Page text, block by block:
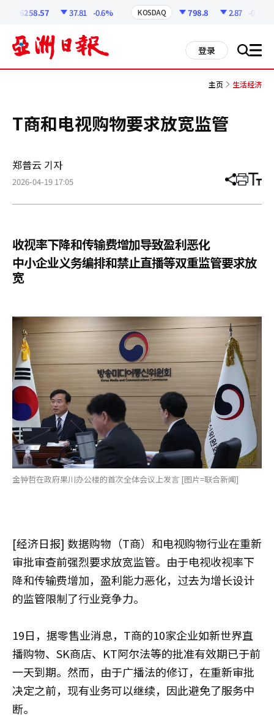
6258.57 37.81 -0.6% KOSDAQ 798.8 2.87 -0.36%
登录 搜 all
主页 生活经济
T商和电视购物要求放宽监管
郑普云 기자
2026-04-19 17:05 分
章
打 调
小
收视率下降和传输费增加导致盈利恶化
中小企业义务编排和禁止直播等双重监管要求放
宽
金钟哲在政府果川办公楼的首次全体会议上发言 [图片=联合新闻]
[经济日报] 数据购物（T商）和电视购物行业在重新
审批审查前强烈要求放宽监管。由于电视收视率下
降和传输费增加，盈利能力恶化，过去为增长设计
的监管限制了行业竞争力。
19日，据零售业消息，T商的10家企业如新世界直
播购物、SK商店、KT阿尔法等的批准有效期已于前
一天到期。然而，由于广播法的修订，在重新审批
决定之前，现有业务可以继续，因此避免了服务中
断。